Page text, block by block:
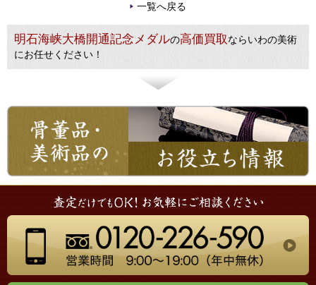
一覧へ戻る
明石海峡大橋開通記念メダルの高価買取ならいわの美術
にお任せください！